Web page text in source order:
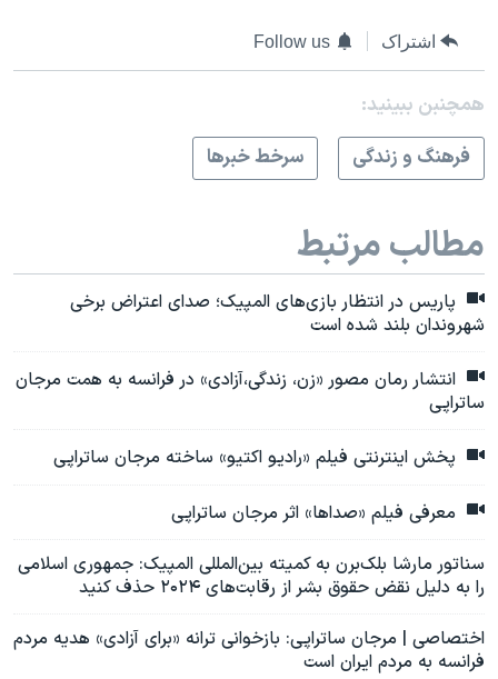
اشتراک Follow us
همچنبن ببینید:
فرهنگ و زندگی
سرخط خبرها
مطالب مرتبط
پاریس در انتظار بازی‌های المپیک؛ صدای اعتراض برخی
شهروندان بلند شده است
انتشار رمان مصور «زن، زندگی،‌آزادی» در فرانسه به همت مرجان
ساتراپی
پخش اینترنتی فیلم «رادیو اکتیو» ساخته مرجان ساتراپی
معرفی فیلم «صداها» اثر مرجان ساتراپی
سناتور مارشا بلک‌برن به کمیته بین‌المللی المپیک: جمهوری اسلامی
را به دلیل نقض حقوق بشر از رقابت‌های ۲۰۲۴ حذف کنید
اختصاصی | مرجان ساتراپی: بازخوانی ترانه «برای آزادی» هدیه مردم
فرانسه به مردم ایران است